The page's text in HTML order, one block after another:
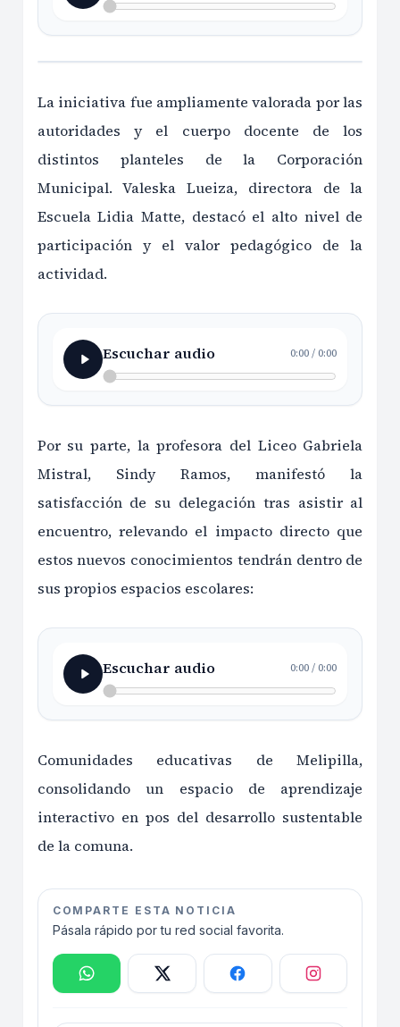
La iniciativa fue ampliamente valorada por las
autoridades y el cuerpo docente de los
distintos planteles de la Corporación
Municipal. Valeska Lueiza, directora de la
Escuela Lidia Matte, destacó el alto nivel de
participación y el valor pedagógico de la
actividad.
Escuchar audio 0:00/0:00
Por su parte, la profesora del Liceo Gabriela
Mistral, Sindy Ramos, manifestó la
satisfacción de su delegación tras asistir al
encuentro, relevando el impacto directo que
estos nuevos conocimientos tendrán dentro de
sus propios espacios escolares:
Escuchar audio 0:00/0:00
Comunidades educativas de Melipilla,
consolidando un espacio de aprendizaje
interactivo en pos del desarrollo sustentable
de la comuna.
COMPARTE ESTA NOTICIA
Pásala rápido por tu red social favorita.